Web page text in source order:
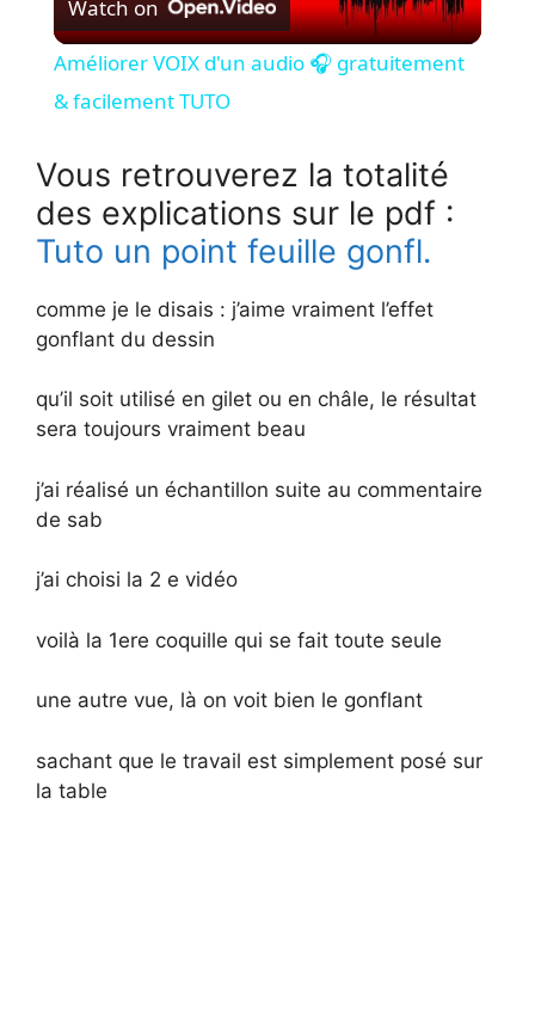
l
y
V
i
d
Watch on
Améliorer VOIX d'un audio 🎧 gratuitement
& facilement TUTO
Vous retrouverez la totalité
des explications sur le pdf :
Tuto un point feuille gonfl.
comme je le disais : j’aime vraiment l’effet
gonflant du dessin
qu’il soit utilisé en gilet ou en châle, le résultat
sera toujours vraiment beau
j’ai réalisé un échantillon suite au commentaire
de sab
j’ai choisi la 2 e vidéo
voilà la 1ere coquille qui se fait toute seule
une autre vue, là on voit bien le gonflant
sachant que le travail est simplement posé sur
la table